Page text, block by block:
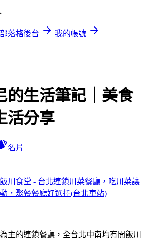
落格後台
我的帳號
的生活筆記｜美食
活分享
名片
川食堂 - 台北連鎖川菜餐廳，吃川菜讓
，聚餐餐廳好選擇(台北車站)
主的連鎖餐廳，全台北中南均有開飯川